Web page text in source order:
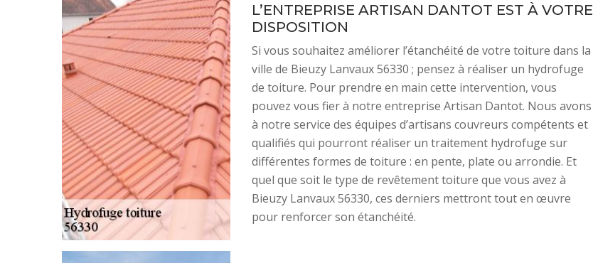
L’ENTREPRISE ARTISAN DANTOT EST À VOTRE
DISPOSITION
Si vous souhaitez améliorer l’étanchéité de votre toiture dans la
ville de Bieuzy Lanvaux 56330 ; pensez à réaliser un hydrofuge
de toiture. Pour prendre en main cette intervention, vous
pouvez vous fier à notre entreprise Artisan Dantot. Nous avons
à notre service des équipes d’artisans couvreurs compétents et
qualifiés qui pourront réaliser un traitement hydrofuge sur
différentes formes de toiture : en pente, plate ou arrondie. Et
quel que soit le type de revêtement toiture que vous avez à
Bieuzy Lanvaux 56330, ces derniers mettront tout en œuvre
pour renforcer son étanchéité.